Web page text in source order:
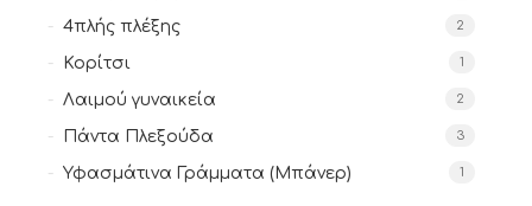
4πλής πλέξης 2
Κορίτσι 1
Λαιμού γυναικεία 2
Πάντα Πλεξούδα 3
Υφασμάτινα Γράμματα (Μπάνερ) 1